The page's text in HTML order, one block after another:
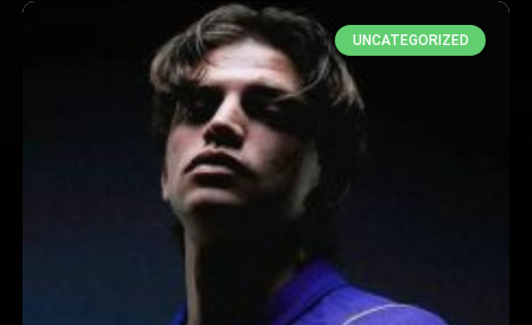
UNCATEGORIZED